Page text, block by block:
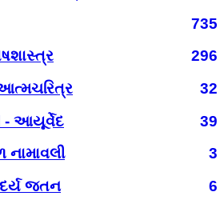
735
296
32
- આયૂર્વેદ
39
નામાવલી
3
જતન
6